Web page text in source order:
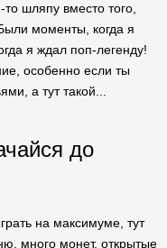
шляпу вместо того,
моменты, когда я
я ждал поп-легенду!
особенно если ты
а тут такой...
до
на максимуме, тут
много монет, открытые